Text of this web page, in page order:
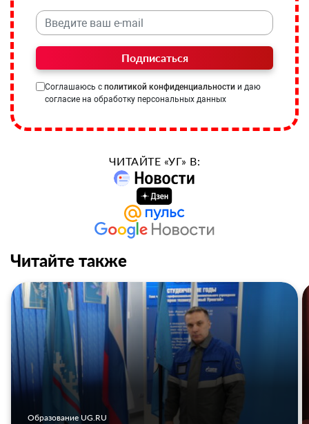
Подписаться
Соглашаюсь с политикой конфиденциальности и даю
согласие на обработку персональных данных
ЧИТАЙТЕ «УГ» В:
Читайте также
Образование UG.RU